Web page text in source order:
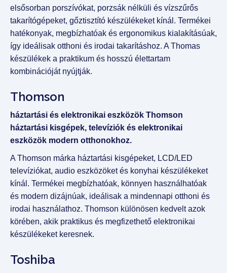
elsősorban porszívókat, porzsák nélküli és vízszűrős
takarítógépeket, gőztisztító készülékeket kínál. Termékei
hatékonyak, megbízhatóak és ergonomikus kialakításúak,
így ideálisak otthoni és irodai takarításhoz. A Thomas
készülékek a praktikum és hosszú élettartam
kombinációját nyújtják.
Thomson
háztartási és elektronikai eszközök Thomson
háztartási kisgépek, televíziók és elektronikai
eszközök modern otthonokhoz.
A Thomson márka háztartási kisgépeket, LCD/LED
televíziókat, audio eszközöket és konyhai készülékeket
kínál. Termékei megbízhatóak, könnyen használhatóak
és modern dizájnúak, ideálisak a mindennapi otthoni és
irodai használathoz. Thomson különösen kedvelt azok
körében, akik praktikus és megfizethető elektronikai
készülékeket keresnek.
Toshiba